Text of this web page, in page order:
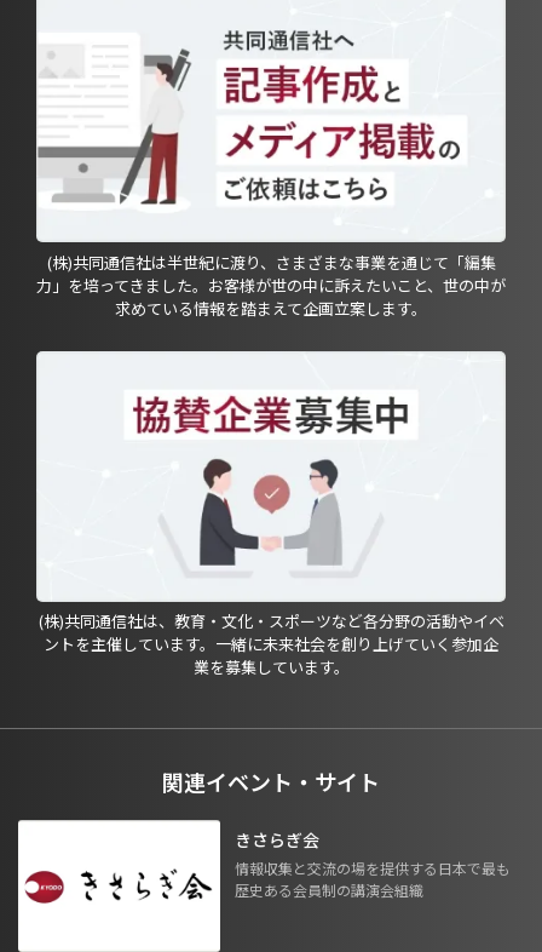
(株)共同通信社は半世紀に渡り、さまざまな事業を通じて「編集
力」を培ってきました。お客様が世の中に訴えたいこと、世の中が
求めている情報を踏まえて企画立案します。
(株)共同通信社は、教育・文化・スポーツなど各分野の活動やイベ
ントを主催しています。一緒に未来社会を創り上げていく参加企
業を募集しています。
関連イベント・サイト
きさらぎ会
情報収集と交流の場を提供する日本で最も
歴史ある会員制の講演会組織